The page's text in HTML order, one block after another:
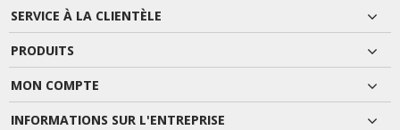
SERVICE À LA CLIENTÈLE
PRODUITS
MON COMPTE
INFORMATIONS SUR L'ENTREPRISE